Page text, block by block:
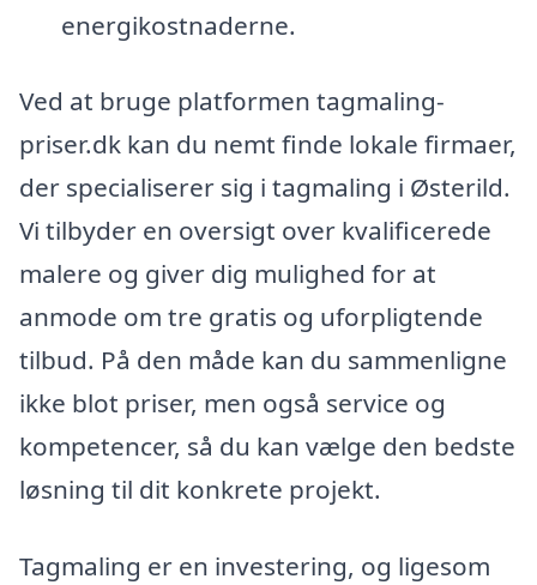
energikostnaderne.
Ved at bruge platformen tagmaling-
priser.dk kan du nemt finde lokale firmaer,
der specialiserer sig i tagmaling i Østerild.
Vi tilbyder en oversigt over kvalificerede
malere og giver dig mulighed for at
anmode om tre gratis og uforpligtende
tilbud. På den måde kan du sammenligne
ikke blot priser, men også service og
kompetencer, så du kan vælge den bedste
løsning til dit konkrete projekt.
Tagmaling er en investering, og ligesom